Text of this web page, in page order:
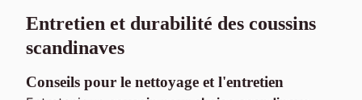
Entretien et durabilité des coussins
scandinaves
Conseils pour le nettoyage et l'entretien